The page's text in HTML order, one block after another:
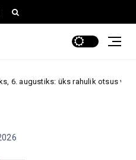
augustiks: üks rahulik otsus võib